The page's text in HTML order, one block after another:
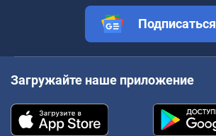
Подписаться
Загружайте наше приложение